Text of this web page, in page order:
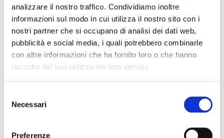
analizzare il nostro traffico. Condividiamo inoltre
informazioni sul modo in cui utilizza il nostro sito con i
nostri partner che si occupano di analisi dei dati web,
pubblicità e social media, i quali potrebbero combinarle
con altre informazioni che ha fornito loro o che hanno
raccolto dal suo utilizzo dei loro servizi.
delNecessari
Preferenze